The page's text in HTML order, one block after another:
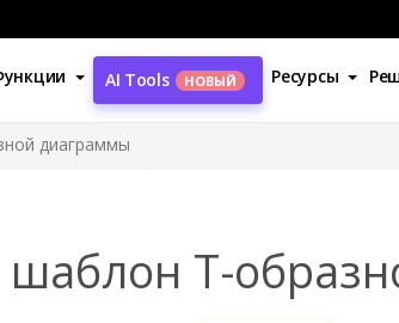
AI Tools НОВЫЙ Ресурсы
диаграммы
Т-